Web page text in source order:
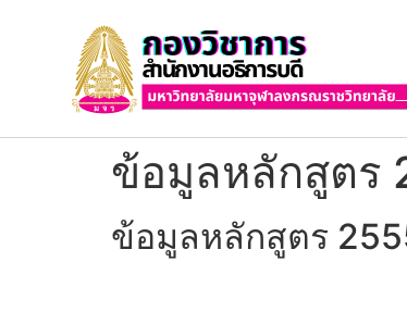
ข้อมูลหลักสูตร
ข้อมูลหลักสูตร